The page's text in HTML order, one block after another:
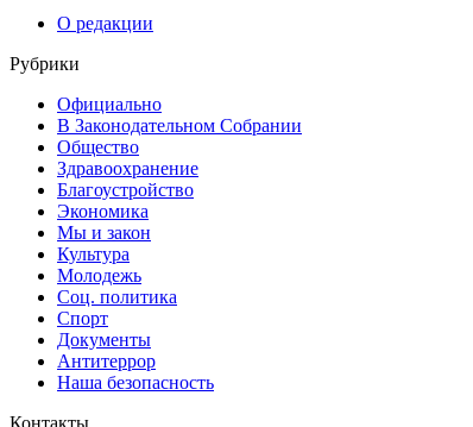
О редакции
Рубрики
Официально
В Законодательном Собрании
Общество
Здравоохранение
Благоустройство
Экономика
Мы и закон
Культура
Молодежь
Соц. политика
Спорт
Документы
Антитеррор
Наша безопасность
Контакты